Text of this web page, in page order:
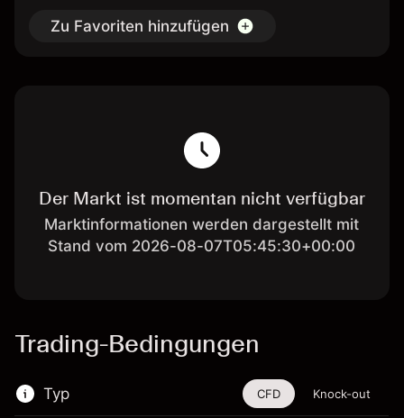
Zu Favoriten hinzufügen
Der Markt ist momentan nicht verfügbar
Marktinformationen werden dargestellt mit
Stand vom 2026-08-07T05:45:30+00:00
Trading-Bedingungen
Typ CFD Knock-out